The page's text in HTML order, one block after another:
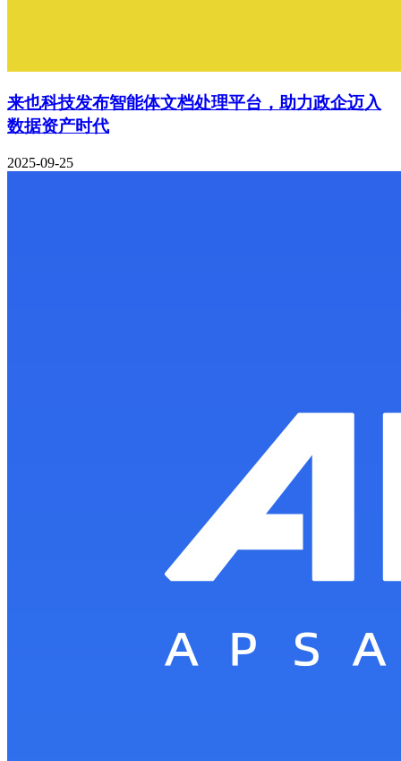
来也科技发布智能体文档处理平台，助力政企迈入
数据资产时代
2025-09-25